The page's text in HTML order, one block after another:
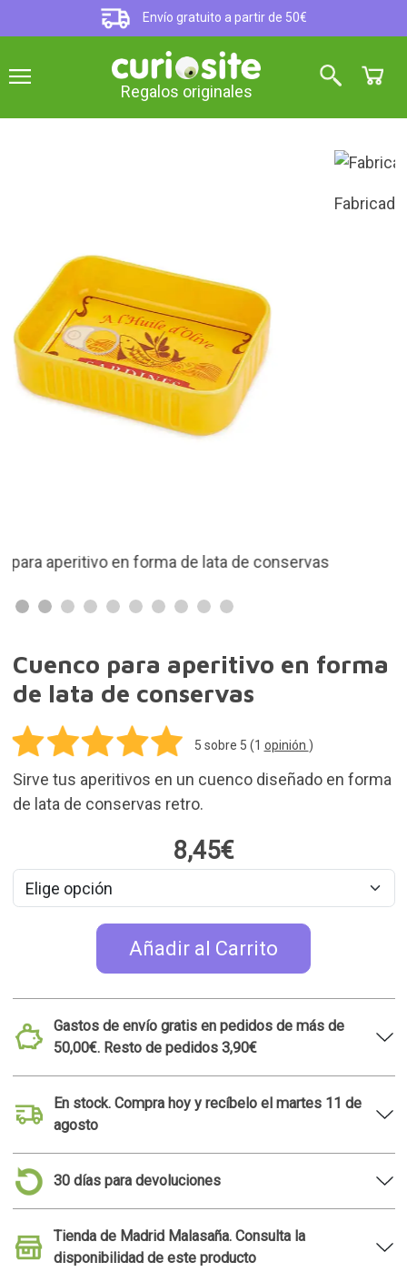
Envío gratuito a partir de 50€
Regalos originales
Cuenco para aperitivo en forma
de lata de conservas
5 sobre 5 (1
Sirve tus aperitivos en un cuenco diseñado en forma
Gastos de envío gratis en pedidos de más de
50,00€. Resto de pedidos 3,90€
En stock. Compra hoy y recíbelo el martes 11 de
Tienda de Madrid Malasaña. Consulta la
disponibilidad de este producto
Ideas de regalo relacionadas
Tenedores de Aperitivo
Sardinas en Lata
Tenedores de aperitivo
en lata de conservas